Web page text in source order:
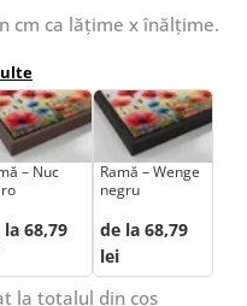
cm ca lățime x înălțime.
– Nuc
la 68,79
Ramă – Wenge
negru
de la 68,79
lei
la totalul din coș